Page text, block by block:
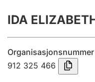
Innsending og
Tinglysing
IDA
Organisasjonsnummer
912 325 466